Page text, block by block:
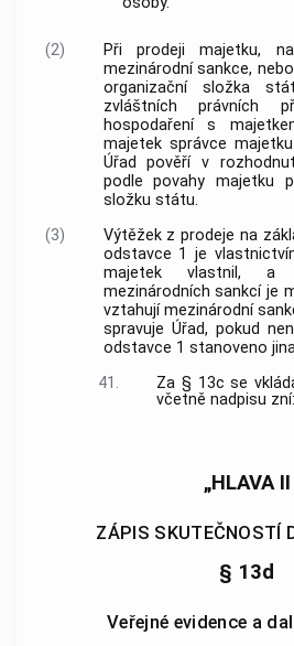
(2)
Při prodeji majetku,
mezinárodní sankce,
organizační složka
zvláštních právních
hospodaření s
majetek správce
Úřad pověří v
podle povahy majetku
složku státu.
(3)
Výtěžek z prodeje na
odstavce 1 je
majetek vlastnil,
mezinárodních sankcí je
vztahují mezinárodní
spravuje Úřad, pokud
odstavce 1 stanoveno
41.
Za § 13c se
včetně nadpisu zní:
„HLAVA II
ZÁPIS SKUTEČNOSTÍ
§ 13d
Veřejné evidence a